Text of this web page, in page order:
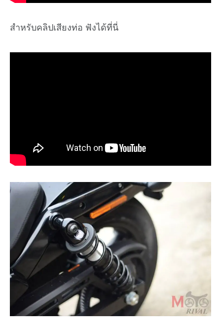
สำหรับคลิปเสียงท่อ ฟังได้ที่นี่